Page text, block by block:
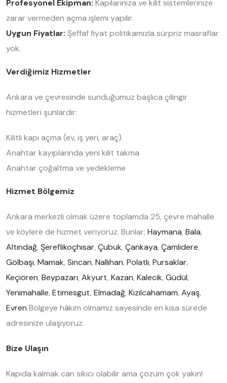
Profesyonel Ekipman: Kapılarınıza ve kilit sistemlerinize
zarar vermeden açma işlemi yapılır.
Uygun Fiyatlar: Şeffaf fiyat politikamızla sürpriz masraflar
yok.
Verdiğimiz Hizmetler
Ankara ve çevresinde sunduğumuz başlıca çilingir
hizmetleri şunlardır:
Kilitli kapı açma (ev, iş yeri, araç)
Anahtar kayıplarında yeni kilit takma
Anahtar çoğaltma ve yedekleme
Hizmet Bölgemiz
Ankara merkezli olmak üzere toplamda 25, çevre mahalle
ve köylere de hizmet veriyoruz. Bunlar; Haymana, Bala,
Altındağ, Şereflikoçhisar, Çubuk, Çankaya, Çamlıdere,
Gölbaşı, Mamak, Sincan, Nallıhan, Polatlı, Pursaklar,
Keçiören, Beypazarı, Akyurt, Kazan, Kalecik, Güdül,
Yenimahalle, Etimesgut, Elmadağ, Kızılcahamam, Ayaş,
Evren Bölgeye hâkim olmamız sayesinde en kısa sürede
adresinize ulaşıyoruz.
Bize Ulaşın
Kapıda kalmak can sıkıcı olabilir ama çözüm çok yakın!